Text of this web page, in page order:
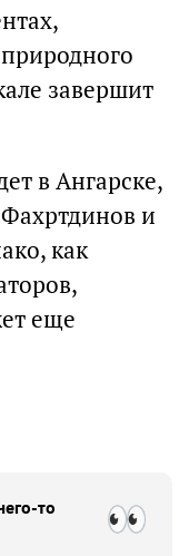
завершит
в Ангарске,
и
как
еще
то